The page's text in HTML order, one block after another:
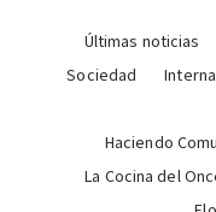
Últimas noticias
Sociedad
Haciendo
La Cocina del